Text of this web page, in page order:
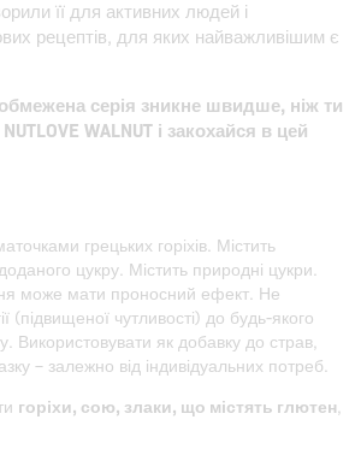
її для активних людей і
рецептів, для яких найважливішим є
серія зникне швидше, ніж ти
WALNUT і закохайся в цей
грецьких горіхів. Містить
цукру. Містить природні цукри.
може мати проносний ефект. Не
(підвищеної чутливості) до будь-якого
Використовувати як добавку до страв,
– залежно від індивідуальних потреб.
горіхи, сою, злаки, що містять глютен